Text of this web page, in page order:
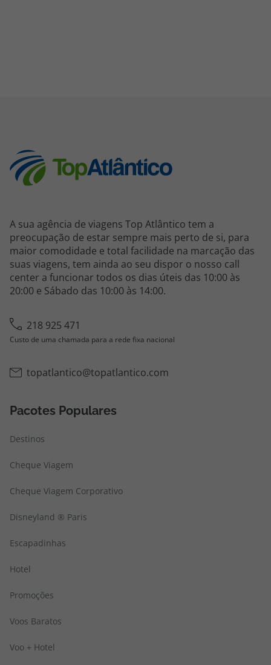
A sua agência de viagens Top Atlântico tem a
preocupação de estar sempre mais perto de si, para
maior comodidade e total facilidade na marcação das
suas viagens, tem ainda ao seu dispor o nosso call
center a funcionar todos os dias úteis das 10:00 às
20:00 e Sábado das 10:00 às 14:00.
218 925 471
Custo de uma chamada para a rede fixa nacional
topatlantico@topatlantico.com
Pacotes Populares
Destinos
Cheque Viagem
Cheque Viagem Corporativo
Disneyland ® Paris
Escapadinhas
Hotel
Promoções
Voos Baratos
Voo + Hotel